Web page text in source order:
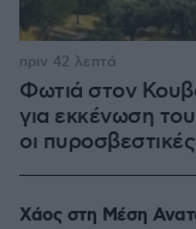
Φωτιά στον
για εκκένωση
οι
πριν 42 λεπτά
Χάος στη Μέση